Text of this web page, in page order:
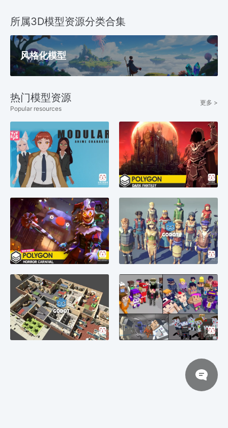
所属3D模型资源分类合集
风格化模型
热门模型资源
Popular resources
更多 >